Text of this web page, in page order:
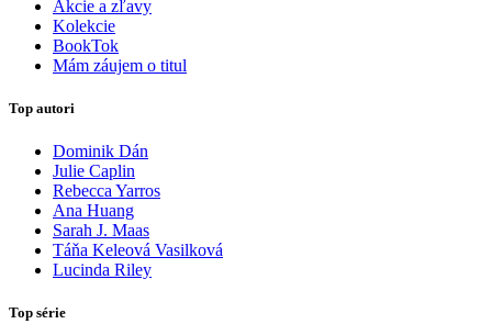
Akcie a zľavy
Kolekcie
BookTok
Mám záujem o titul
Top autori
Dominik Dán
Julie Caplin
Rebecca Yarros
Ana Huang
Sarah J. Maas
Táňa Keleová Vasilková
Lucinda Riley
Top série